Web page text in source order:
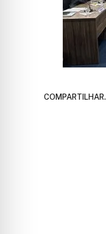
COMPARTILHAR.